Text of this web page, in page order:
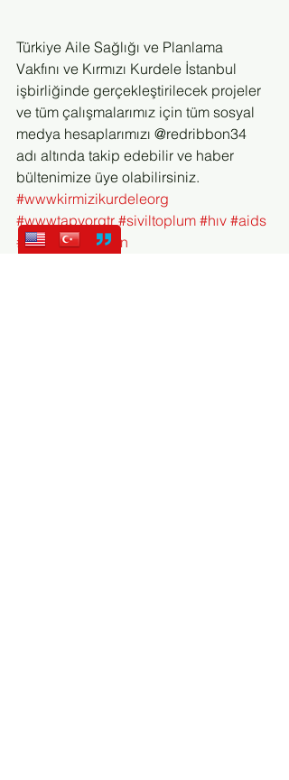
Türkiye Aile Sağlığı ve Planlama
Vakfını ve Kırmızı Kurdele İstanbul
işbirliğinde gerçekleştirilecek projeler
ve tüm çalışmalarımız için tüm sosyal
medya hesaplarımızı @redribbon34
adı altında takip edebilir ve haber
bültenimize üye olabilirsiniz.
#wwwkirmizikurdeleorg
#wwwtapvorgtr #siviltoplum #hıv #aids
#bilonemsekorun